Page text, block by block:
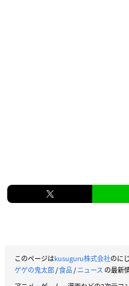
このページはkusuguru株式会社のに
ゲゲの鬼太郎/食品/ニュース の最新